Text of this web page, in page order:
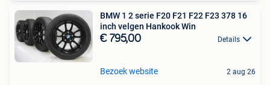
BMW 1 2 serie F20 F21 F22 F23 378 16
inch velgen Hankook Win
€ 795,00 Details
Bezoek website 2 aug 26